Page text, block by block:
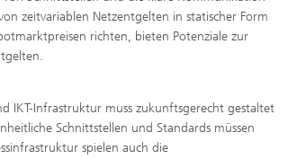
zeitvariablen Netzentgelten in statischer Form
richten, bieten Potenziale zur
IKT-Infrastruktur muss zukunftsgerecht gestaltet
Schnittstellen und Standards müssen
spielen auch die